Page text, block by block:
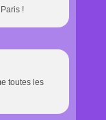
!
toutes les